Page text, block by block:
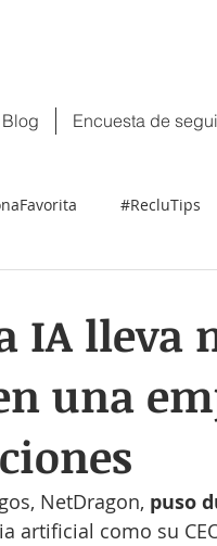
Blog Encuesta de
#RecluTips
IA lleva
una
NetDragon, puso
artificial como su